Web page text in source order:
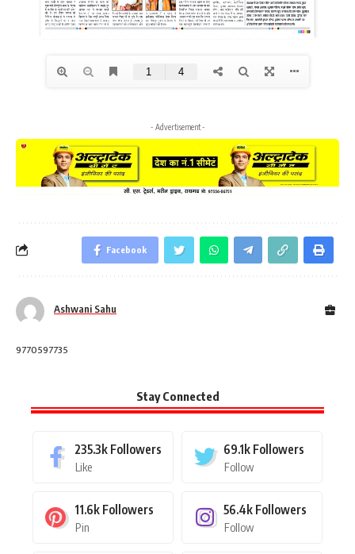
- Advertisement -
Facebook
Ashwani Sahu
9770597735
Stay Connected
235.3k Followers
Like
69.1k Followers
Follow
11.6k Followers
Pin
56.4k Followers
Follow